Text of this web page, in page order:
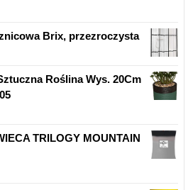
Brix, przezroczysta
Roślina Wys. 20Cm
TRILOGY MOUNTAIN